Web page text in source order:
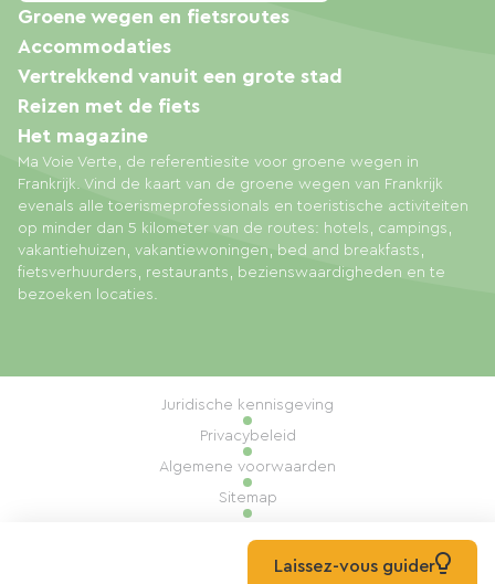
Ma Voie Verte, de referentiesite voor groene wegen in
Frankrijk. Vind de kaart van de groene wegen van Frankrijk
evenals alle toerismeprofessionals en toeristische activiteiten
op minder dan 5 kilometer van de routes: hotels, campings,
vakantiehuizen, vakantiewoningen, bed and breakfasts,
fietsverhuurders, restaurants, bezienswaardigheden en te
bezoeken locaties.
Groene wegen en fietsroutes
Accommodaties
Vertrekkend vanuit een grote stad
Reizen met de fiets
Het magazine
Juridische kennisgeving
Privacybeleid
Algemene voorwaarden
Sitemap
Realisatie: Mill, PrivasLaissez-vous guider